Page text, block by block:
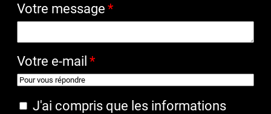
Votre message
Votre e-mail
J'ai compris que les informations